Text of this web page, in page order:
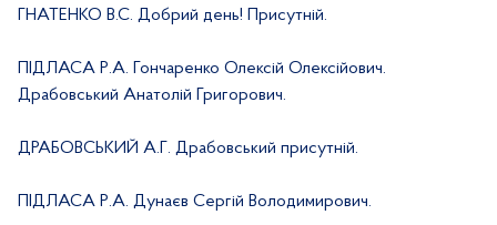
ГНАТЕНКО В.С. Добрий день! Присутній.
ПІДЛАСА Р.А. Гончаренко Олексій Олексійович.
Драбовський Анатолій Григорович.
ДРАБОВСЬКИЙ А.Г. Драбовський присутній.
ПІДЛАСА Р.А. Дунаєв Сергій Володимирович.